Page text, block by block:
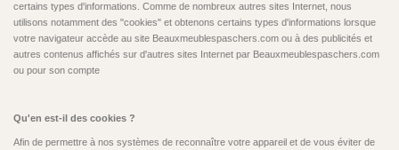
certains types d'informations. Comme de nombreux autres sites Internet, nous
utilisons notamment des "cookies" et obtenons certains types d'informations lorsque
votre navigateur accède au site Beauxmeublespaschers.com ou à des publicités et
autres contenus affichés sur d'autres sites Internet par Beauxmeublespaschers.com
ou pour son compte
Qu'en est-il des cookies ?
Afin de permettre à nos systèmes de reconnaître votre appareil et de vous éviter de